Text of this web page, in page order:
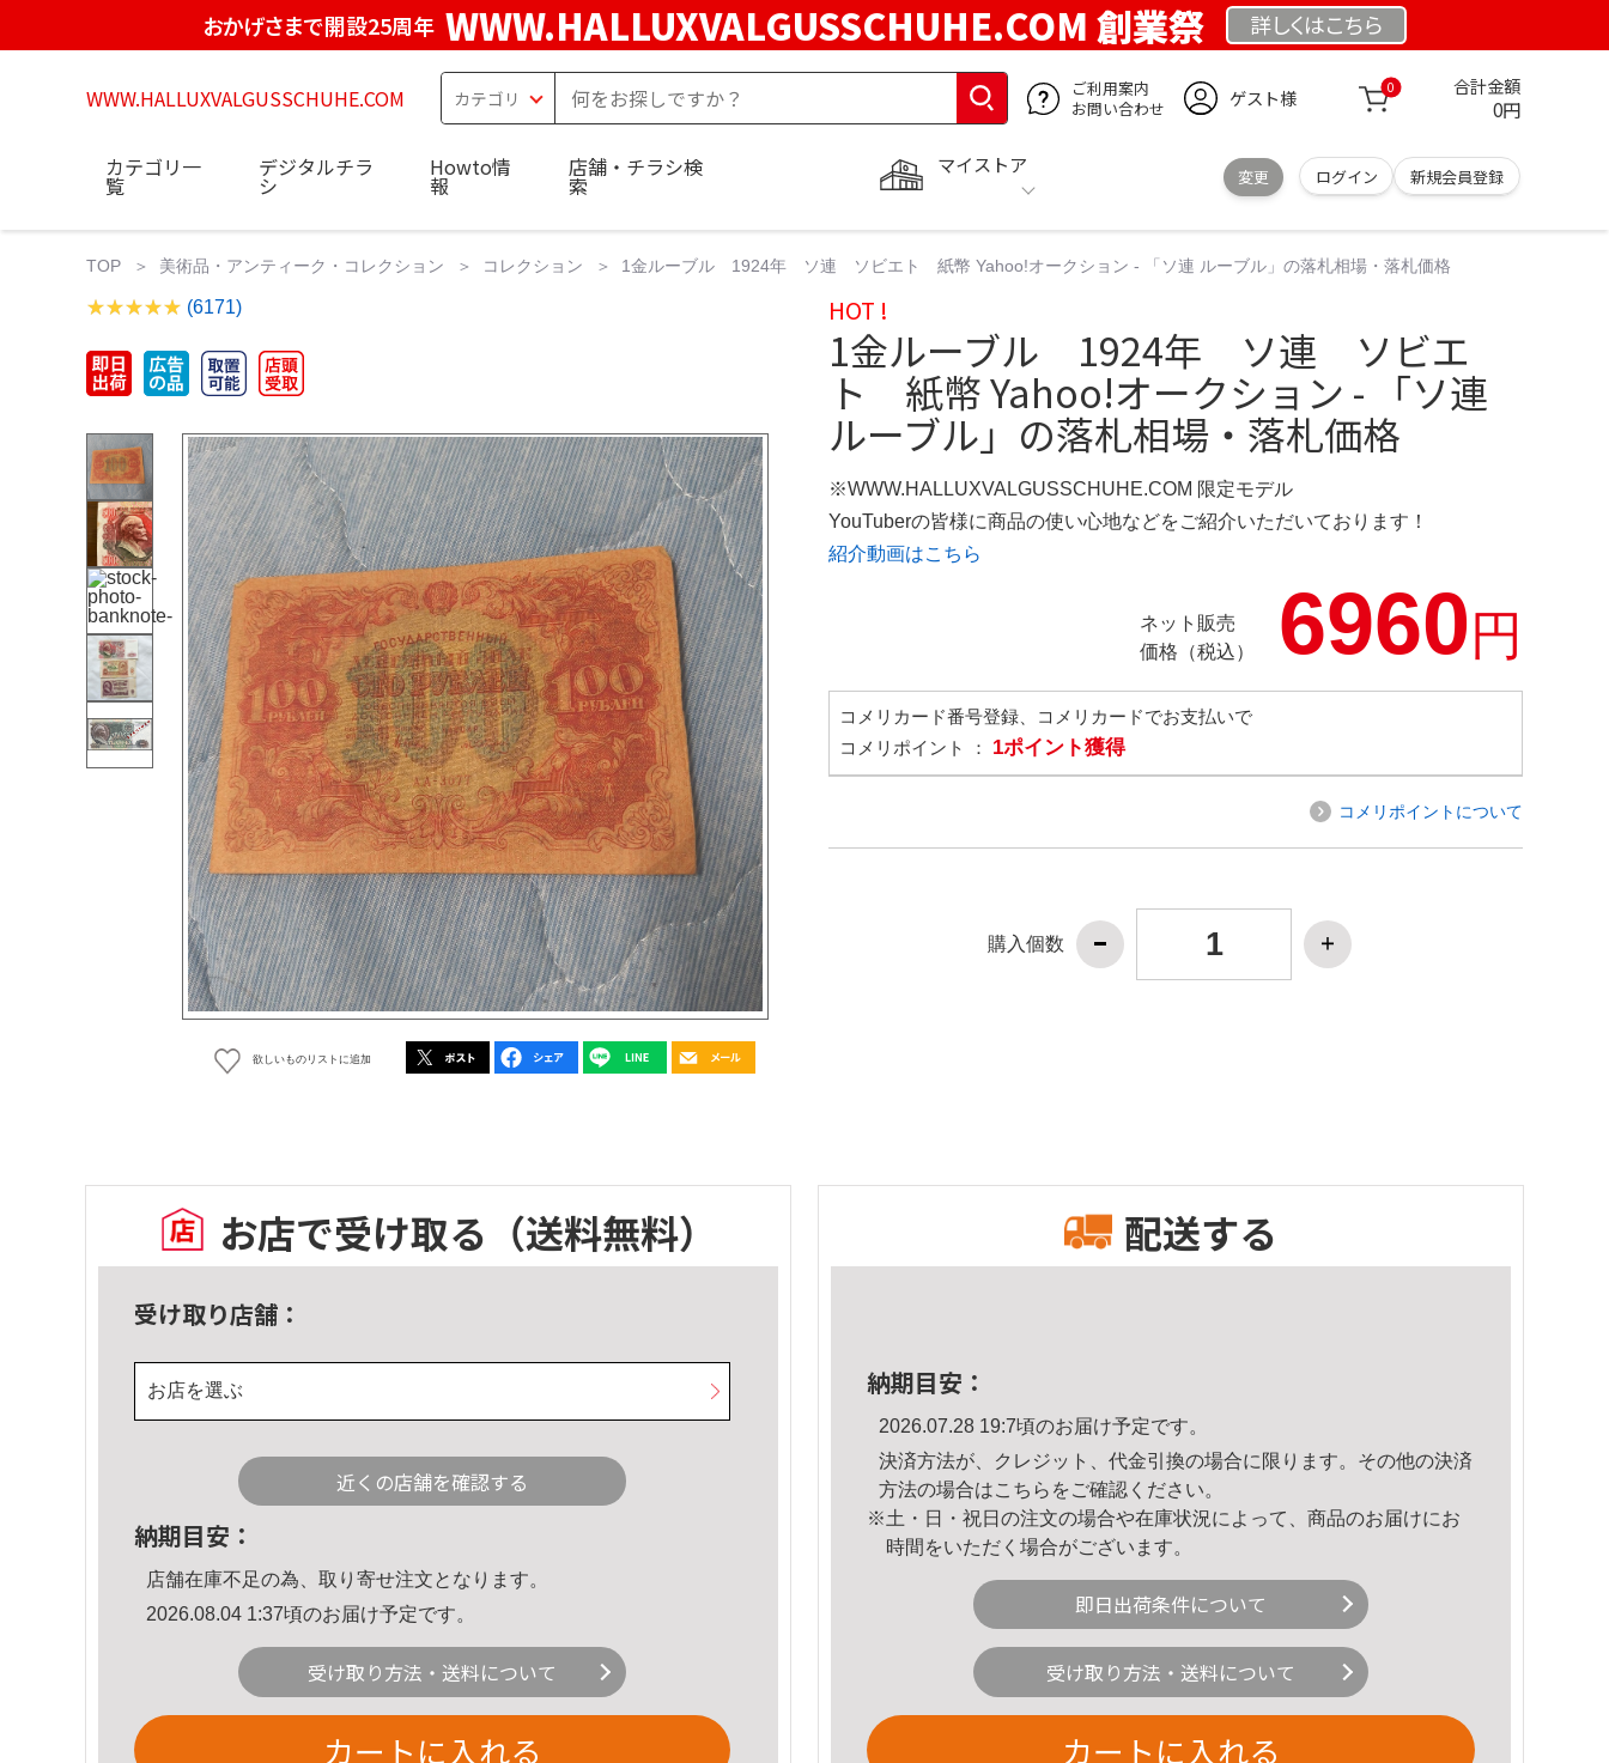
おかげさまで開設25周年 WWW.HALLUXVALGUSSCHUHE.COM 創業祭 詳しくはこちら
WWW.HALLUXVALGUSSCHUHE.COM
ご利用案内
お問い合わせ
ゲスト様 0 合計金額
0円
マイストア
変更 ログイン 新規会員登録
カテゴリ一
覧
デジタルチラ
シ
Howto情
報
店舗・チラシ検
索
TOP 美術品・アンティーク・コレクション コレクション 1金ルーブル 1924年 ソ連 ソビエト 紙幣 Yahoo!オークション - 「ソ連 ルーブル」の落札相場・落札価格
(6171)
欲しいものリストに追加
HOT !
1金ルーブル 1924年 ソ連 ソビエ
ト 紙幣 Yahoo!オークション - 「ソ連
ルーブル」の落札相場・落札価格
※WWW.HALLUXVALGUSSCHUHE.COM 限定モデル
YouTuberの皆様に商品の使い心地などをご紹介いただいております！
紹介動画はこちら
ネット販売
価格（税込）
6960円
コメリカード番号登録、コメリカードでお支払いで
コメリポイント ： 1ポイント獲得
コメリポイントについて
購入個数
お店で受け取る （送料無料）
受け取り店舗：
お店を選ぶ
近くの店舗を確認する
納期目安：
店舗在庫不足の為、取り寄せ注文となります。
2026.08.04 1:37頃のお届け予定です。
受け取り方法・送料について
カートに入れる
配送する
納期目安：
2026.07.28 19:7頃のお届け予定です。
決済方法が、クレジット、代金引換の場合に限ります。その他の決済
方法の場合はこちら をご確認ください。
※土・日・祝日の注文の場合や在庫状況によって、商品のお届けにお
時間をいただく場合がございます。
即日出荷条件について
受け取り方法・送料について
カートに入れる